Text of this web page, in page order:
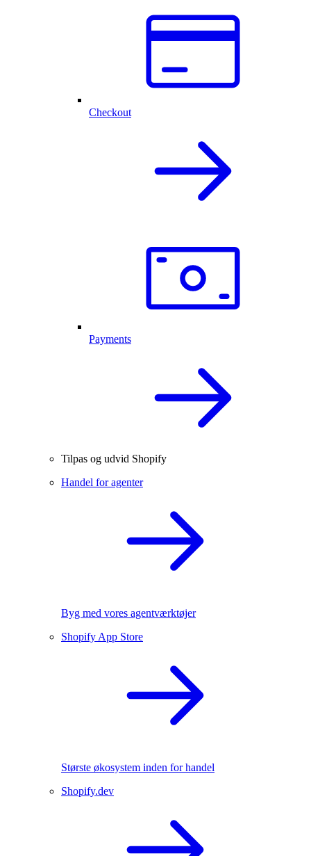
Checkout
Payments
Tilpas og udvid Shopify
Handel for agenter
Byg med vores agentværktøjer
Shopify App Store
Største økosystem inden for handel
Shopify.dev